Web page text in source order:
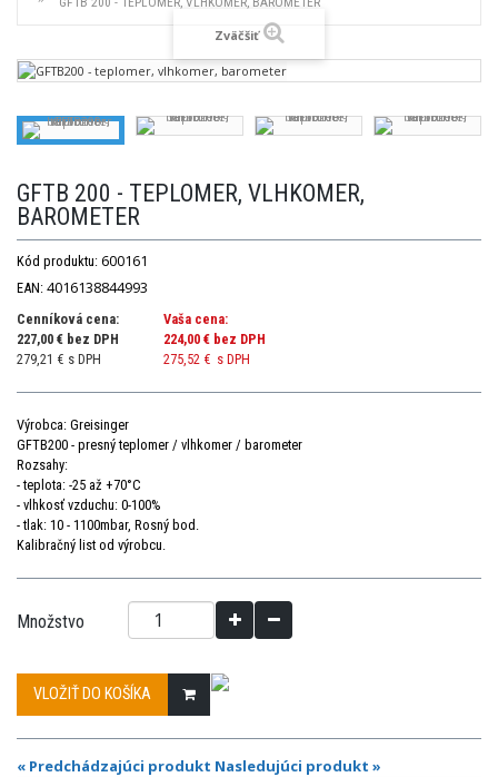
Zväčšiť
GFTB 200 - TEPLOMER, VLHKOMER,
BAROMETER
Kód produktu: 600161
EAN: 4016138844993
Cenníková cena:
227,00 € bez DPH
279,21 € s DPH
Vaša cena:
224,00 € bez DPH
275,52 € s DPH
Výrobca: Greisinger
GFTB200 - presný teplomer / vlhkomer / barometer
Rozsahy:
- teplota: -25 až +70°C
- vlhkosť vzduchu: 0-100%
- tlak: 10 - 1100mbar, Rosný bod.
Kalibračný list od výrobcu.
Množstvo
VLOŽIŤ DO KOŠÍKA
« Predchádzajúci produkt Nasledujúci produkt »